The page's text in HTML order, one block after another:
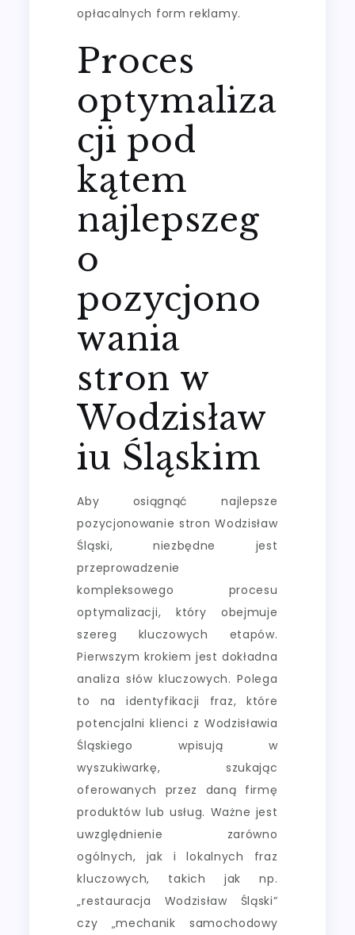
opłacalnych form reklamy.
Proces
optymaliza
cji pod
kątem
najlepszeg
o
pozycjono
wania
stron w
Wodzisław
iu Śląskim
Aby osiągnąć najlepsze
pozycjonowanie stron Wodzisław
Śląski, niezbędne jest
przeprowadzenie
kompleksowego procesu
optymalizacji, który obejmuje
szereg kluczowych etapów.
Pierwszym krokiem jest dokładna
analiza słów kluczowych. Polega
to na identyfikacji fraz, które
potencjalni klienci z Wodzisławia
Śląskiego wpisują w
wyszukiwarkę, szukając
oferowanych przez daną firmę
produktów lub usług. Ważne jest
uwzględnienie zarówno
ogólnych, jak i lokalnych fraz
kluczowych, takich jak np.
„restauracja Wodzisław Śląski”
czy „mechanik samochodowy